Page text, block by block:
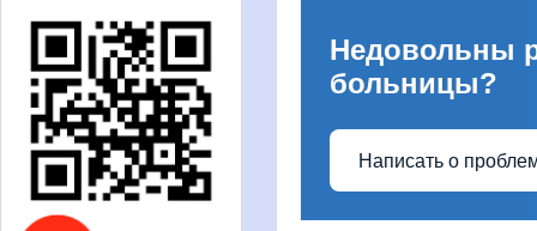
Недовольны
больницы?
Написать о